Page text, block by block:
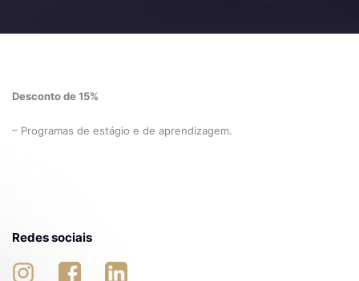
Desconto de 15%
– Programas de estágio e de aprendizagem.
Redes sociais